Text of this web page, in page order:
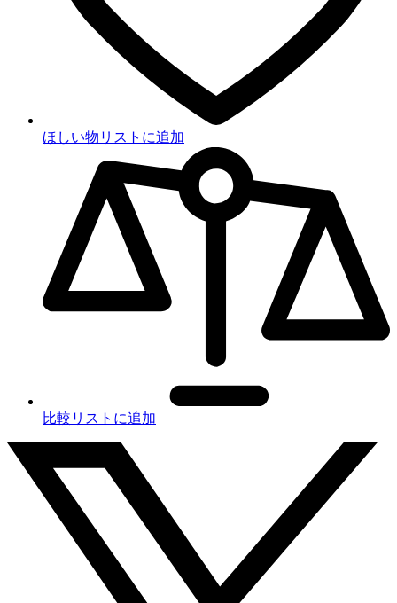
ほしい物リストに追加
比較リストに追加